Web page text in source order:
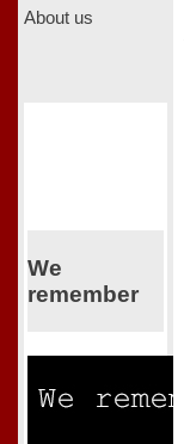
About us
We
remember